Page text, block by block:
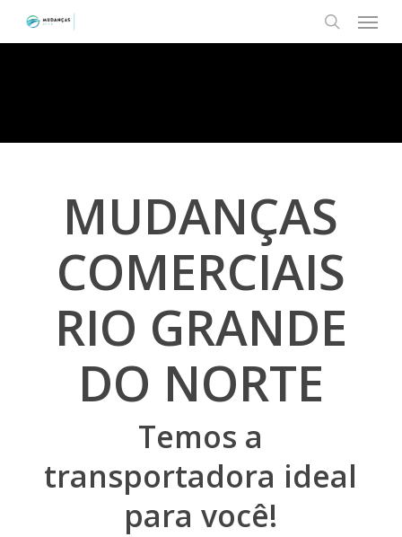
search
Menu
MUDANÇAS
COMERCIAIS
RIO GRANDE
DO NORTE
Temos a
transportadora ideal
para você!